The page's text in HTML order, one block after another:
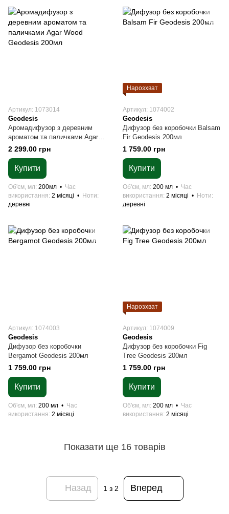
Артикул: 1073014
Geodesis
Аромадифузор з деревним
ароматом та паличками Agar
Wood Geodesis 200мл
2 299.00 грн
Купити
Об'єм, мл 200мл
Час
використання 2 місяці
Ноти
деревні
Нарозхват
Артикул: 1074002
Geodesis
Дифузор без коробочки Balsam
Fir Geodesis 200мл
1 759.00 грн
Купити
Об'єм, мл 200 мл
Час
використання 2 місяці
Ноти
деревні
Артикул: 1074003
Geodesis
Дифузор без коробочки
Bergamot Geodesis 200мл
1 759.00 грн
Купити
Об'єм, мл 200 мл
Час
використання 2 місяці
Нарозхват
Артикул: 1074009
Geodesis
Дифузор без коробочки Fig
Tree Geodesis 200мл
1 759.00 грн
Купити
Об'єм, мл 200 мл
Час
використання 2 місяці
Показати ще 16 товарів
Назад 1 з 2 Вперед